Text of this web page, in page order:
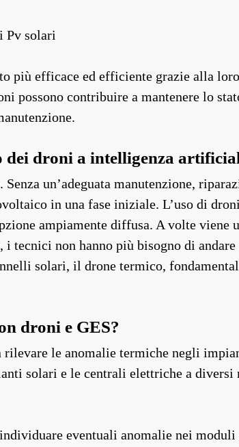
Pv solari
efficace ed efficiente grazie alla
possono contribuire a mantenere lo
droni a intelligenza
un’adeguata manutenzione,
in una fase iniziale. L’uso di
ampiamente diffusa. A volte viene
tecnici non hanno più bisogno di
solari, il drone termico,
droni e GES?
le anomalie termiche negli
solari e le centrali elettriche a diversi
eventuali anomalie nei